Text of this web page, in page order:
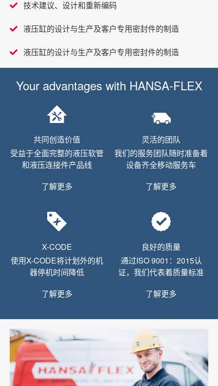
技术建议、设计和重新编码
液压缸的设计与生产及客户专用密封件的制造
液压缸的设计与生产及客户专用密封件的制造
Your advantages with HANSA-FLEX
共同创造价值
受益于全面完整的液压软管
和液压连接件产品线
了解更多
灵活的团队
我们的服务团队随时准备着
设备齐全移动服务车
了解更多
X-CODE
使用X-CODE将计划外的机
器停机时间降低
了解更多
良好的质量
通过ISO 9001：2015认
证，我们代表着质量标准
了解更多